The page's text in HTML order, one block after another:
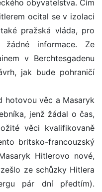
obyvatelstva. Čím
ocital se v izolaci
pražská vláda, pro
žádné informace. Ze
v Berchtesgadenu
jak bude pohraničí
hotovou věc a Masaryk
jenž žádal o čas,
věci kvalifikovaně
britsko-francouzský
Hitlerovo nové,
ze schůzky Hitlera
pár dní předtím).